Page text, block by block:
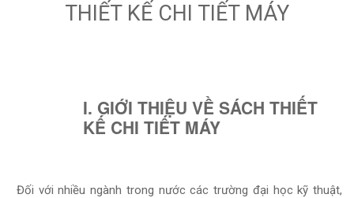
THIẾT KẾ CHI TIẾT MÁY
I. GIỚI THIỆU VỀ SÁCH THIẾT
KẾ CHI TIẾT MÁY
Đối với nhiều ngành trong nước các trường đại học kỹ thuật,